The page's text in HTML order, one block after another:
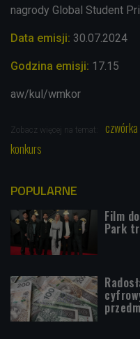
nagrody Global Student
Data emisji: 30.07.2024
Godzina emisji: 17.15
aw/kul/wmkor
Zobacz więcej na temat: czwórka
konkurs
POPULARNE
Film
Park